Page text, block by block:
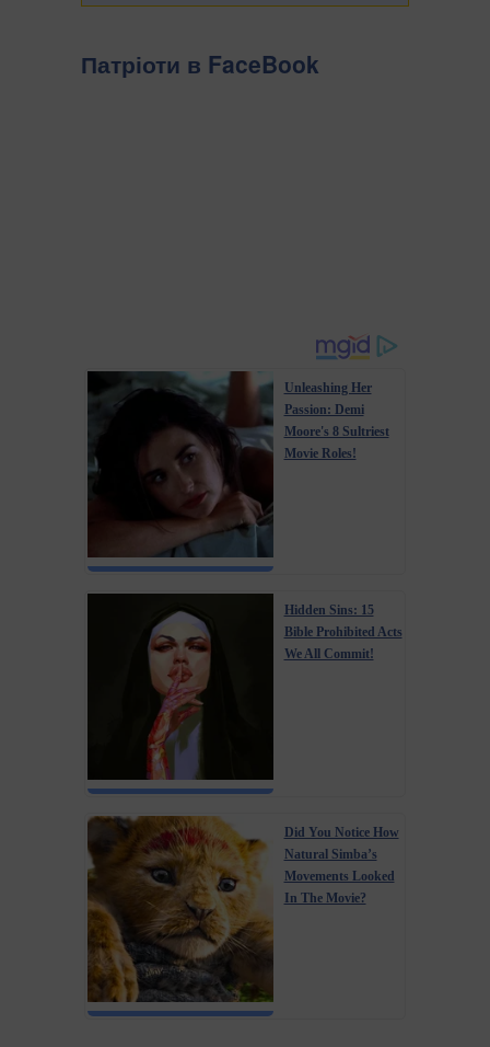
Патріоти в FaceBook
Unleashing Her
Passion: Demi
Moore's 8 Sultriest
Movie Roles!
Hidden Sins: 15
Bible Prohibited Acts
We All Commit!
Did You Notice How
Natural Simba’s
Movements Looked
In The Movie?